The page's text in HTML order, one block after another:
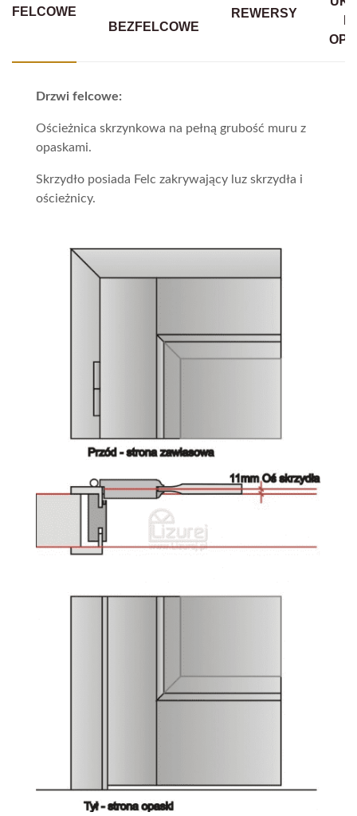
FELCOWE
BEZFELCOWE
REWERSY
Drzwi felcowe:
Ościeżnica skrzynkowa na pełną grubość muru z
opaskami.
Skrzydło posiada Felc zakrywający luz skrzydła i
ościeżnicy.